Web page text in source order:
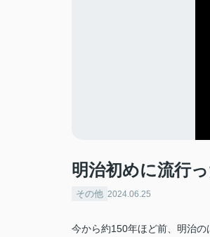
明治初めに流行
その他 2024.06.25
今から約150年ほど前、明治